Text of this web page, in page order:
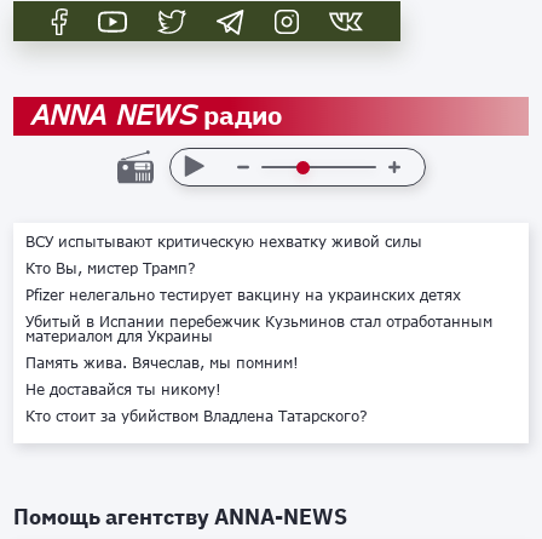
ANNA NEWSрадио
ВСУ испытывают критическую нехватку живой силы
Кто Вы, мистер Трамп?
Pfizer нелегально тестирует вакцину на украинских детях
Убитый в Испании перебежчик Кузьминов стал отработанным
материалом для Украины
Память жива. Вячеслав, мы помним!
Не доставайся ты никому!
Кто стоит за убийством Владлена Татарского?
Помощь агентствуANNA-NEWS